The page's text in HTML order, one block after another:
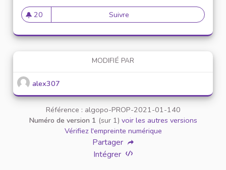
20
20 abonnés
Suivre Mise en place de référents
MODIFIÉ PAR
alex307
Référence : algopo-PROP-2021-01-140
Numéro de version 1 (sur 1) voir les autres versions
Vérifiez l'empreinte numérique
Partager
Intégrer